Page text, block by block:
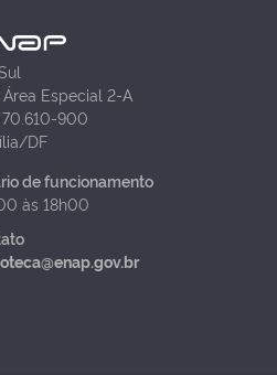
Área Especial 2-A
70.610-900
DF
de funcionamento
às 18h00